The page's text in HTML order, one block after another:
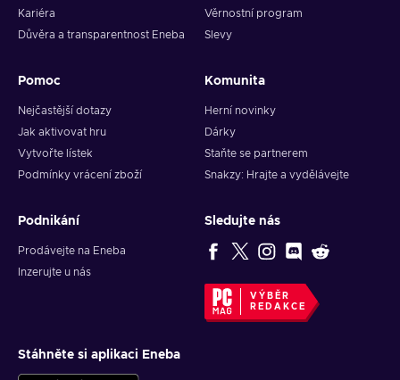
Kariéra
Důvěra a transparentnost Eneba
Věrnostní program
Slevy
Pomoc
Nejčastější dotazy
Jak aktivovat hru
Vytvořte lístek
Podmínky vrácení zboží
Komunita
Herní novinky
Dárky
Staňte se partnerem
Snakzy: Hrajte a vydělávejte
Podnikání
Prodávejte na Eneba
Inzerujte u nás
Sledujte nás
VÝBĚR
REDAKCE
Stáhněte si aplikaci Eneba